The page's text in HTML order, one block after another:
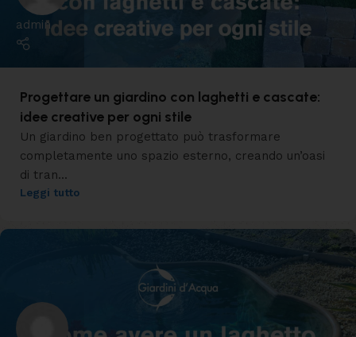
admin
Progettare un giardino con laghetti e cascate:
idee creative per ogni stile
Un giardino ben progettato può trasformare
completamente uno spazio esterno, creando un’oasi
di tran...
Leggi tutto